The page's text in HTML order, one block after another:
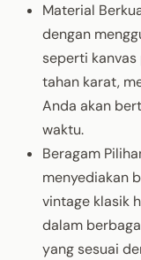
Material
dengan
seperti kanvas
tahan karat,
Anda akan
waktu.
Beragam
menyediakan
vintage klasik
dalam
yang sesuai